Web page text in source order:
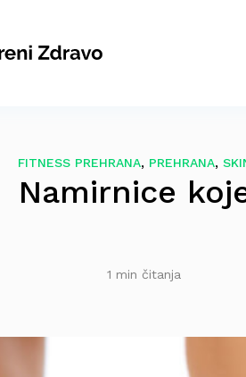
FITNESS PREHRANA, PREHRANA,
Namirnice
1 min čitanja